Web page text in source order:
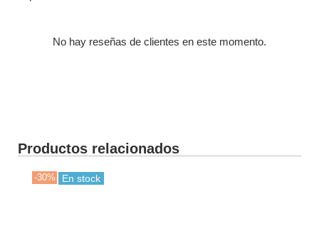
No hay reseñas de clientes en este momento.
Productos relacionados
-30% En stock